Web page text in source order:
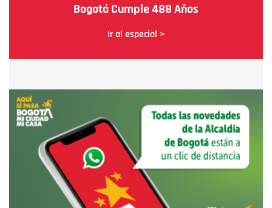
Bogotá Cumple 488 Años
Ir al especial >